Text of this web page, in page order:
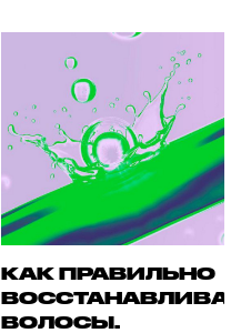
КАК ПРАВИЛЬНО
ВОЛОСЫ.